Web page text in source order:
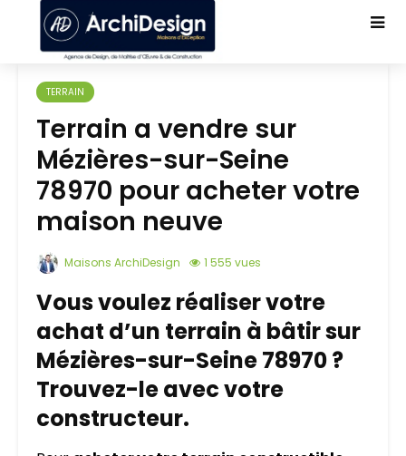
TERRAIN
Terrain a vendre sur
Mézières-sur-Seine
78970 pour acheter votre
maison neuve
Maisons ArchiDesign 1 555 vues
Vous voulez réaliser votre
achat d’un terrain à bâtir sur
Mézières-sur-Seine 78970 ?
Trouvez-le avec votre
constructeur.